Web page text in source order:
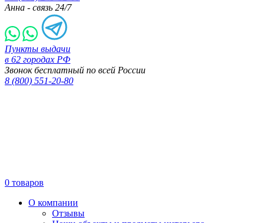
Анна - связь 24/7
Пункты выдачи
в 62 городах РФ
Звонок бесплатный по всей России
8 (800) 551-20-80
0 товаров
О компании
Отзывы